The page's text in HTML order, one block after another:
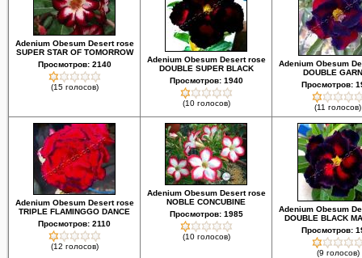
Adenium Obesum Desert rose
SUPER STAR OF TOMORROW
Просмотров: 2140
(15 голосов)
Adenium Obesum Desert rose
DOUBLE SUPER BLACK
Просмотров: 1940
(10 голосов)
Adenium Obesum
DOUBLE
Просмотров:
(11 голосов)
Adenium Obesum Desert rose
TRIPLE FLAMINGGO DANCE
Просмотров: 2110
(12 голосов)
Adenium Obesum Desert rose
NOBLE CONCUBINE
Просмотров: 1985
(10 голосов)
Adenium Obesum
DOUBLE BLACK
Просмотров:
(9 голосов)